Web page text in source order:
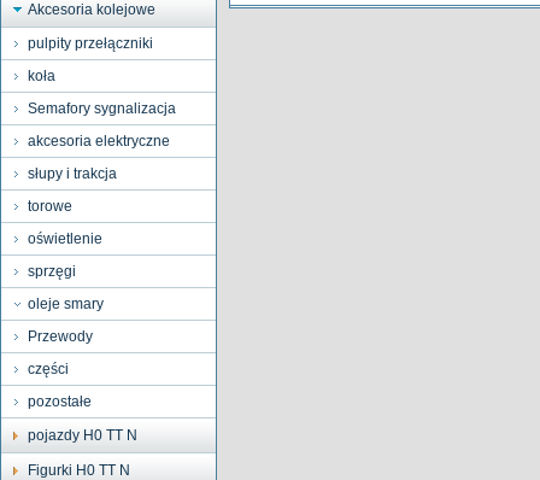
Akcesoria kolejowe
pulpity przełączniki
koła
Semafory sygnalizacja
akcesoria elektryczne
słupy i trakcja
torowe
oświetlenie
sprzęgi
oleje smary
Przewody
części
pozostałe
pojazdy H0 TT N
Figurki H0 TT N